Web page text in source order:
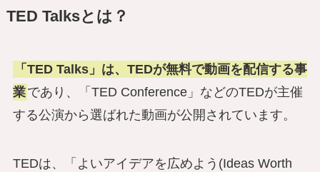
TED Talksとは？
「TED Talks」は、TEDが無料で動画を配信する事
業であり、「TED Conference」などのTEDが主催
する公演から選ばれた動画が公開されています。
TEDは、「よいアイデアを広めよう(Ideas Worth